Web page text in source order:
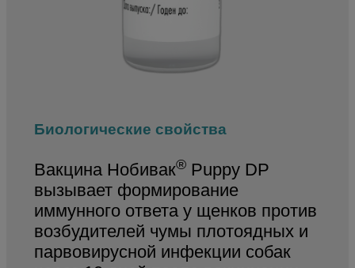
Биологические свойства
Вакцина Нобивак®Puppy DP
вызывает формирование
иммунного ответа у щенков против
возбудителей чумы плотоядных и
парвовирусной инфекции собак